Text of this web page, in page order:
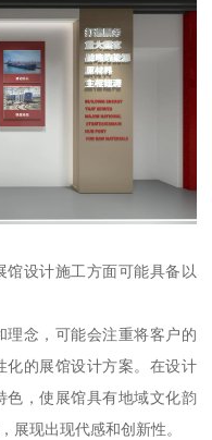
馆设计施工方面可能具备以
理念，可能会注重将客户的
化的展馆设计方案。在设计
色，使展馆具有地域文化韵
展现出现代感和创新性。